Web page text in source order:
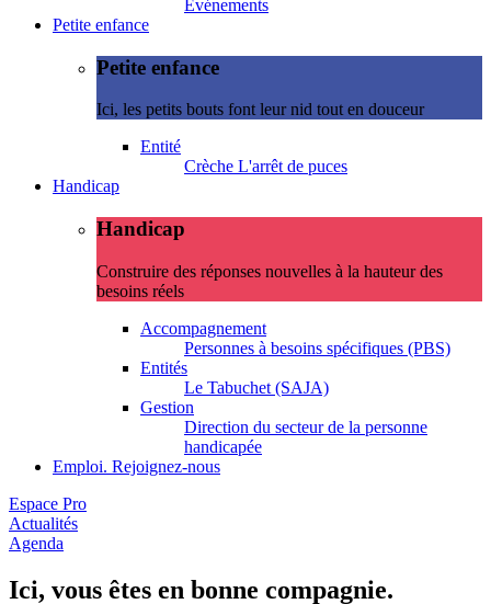
Evénements
Petite enfance
Petite enfance
Ici, les petits bouts font leur nid tout en douceur
Entité
Crèche L'arrêt de puces
Handicap
Handicap
Construire des réponses nouvelles à la hauteur des
besoins réels
Accompagnement
Personnes à besoins spécifiques (PBS)
Entités
Le Tabuchet (SAJA)
Gestion
Direction du secteur de la personne
handicapée
Emploi. Rejoignez-nous
Espace Pro
Actualités
Agenda
Ici, vous êtes en bonne compagnie.